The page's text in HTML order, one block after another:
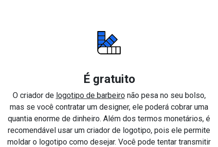
É gratuito
O criador de logotipo de barbeironão pesa no seu bolso,
mas se você contratar um designer, ele poderá cobrar uma
quantia enorme de dinheiro. Além dos termos monetários, é
recomendável usar um criador de logotipo, pois ele permite
moldar o logotipo como desejar. Você pode tentar transmitir